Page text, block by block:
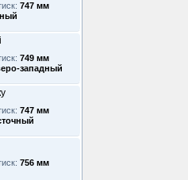
747 мм
749 мм
западный
747 мм
756 мм